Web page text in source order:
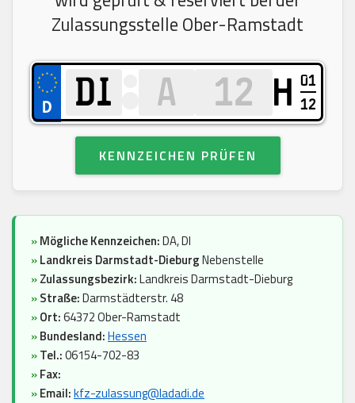
Zulassungsstelle Ober-Ramstadt
H 01
12
KENNZEICHEN PRÜFEN
»Mögliche Kennzeichen:DA, DI
»Landkreis Darmstadt-DieburgNebenstelle
»Zulassungsbezirk:Landkreis Darmstadt-Dieburg
»Straße:Darmstädterstr. 48
»Ort:64372 Ober-Ramstadt
»Bundesland:Hessen
»Tel.:06154-702-83
»Fax:
»Email:kfz-zulassung@ladadi.de